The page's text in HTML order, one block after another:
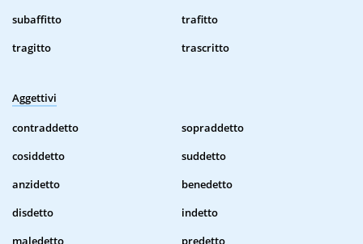
subaffitto
trafitto
tragitto
trascritto
Aggettivi
contraddetto
sopraddetto
cosiddetto
suddetto
anzidetto
benedetto
disdetto
indetto
maledetto
predetto